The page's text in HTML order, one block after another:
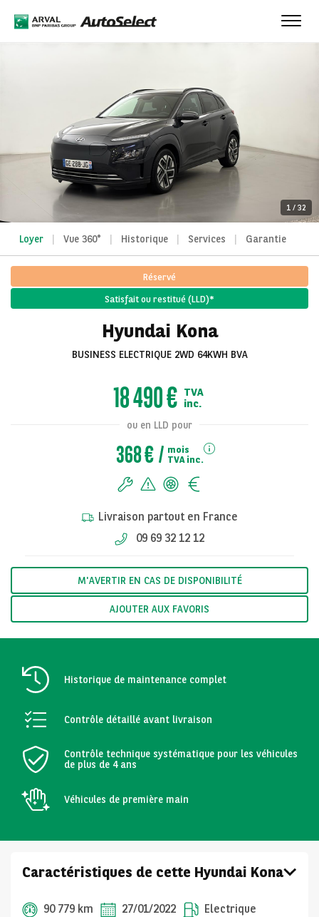
1 / 32
Loyer Vue 360° Historique Services Garantie
Réservé
Satisfait ou restitué (LLD)*
Hyundai Kona
BUSINESS ELECTRIQUE 2WD 64KWH BVA
18 490 € TVA
inc.
ou en LLD pour
368 €
mois
TVA inc.
Livraison partout en France
09 69 32 12 12
M'AVERTIR EN CAS DE DISPONIBILITÉ
AJOUTER AUX FAVORIS
Historique de maintenance complet
Contrôle détaillé avant livraison
Contrôle technique systématique pour les véhicules
de plus de 4 ans
Véhicules de première main
Caractéristiques de cette Hyundai Kona
90 779 km 27/01/2022
Electrique